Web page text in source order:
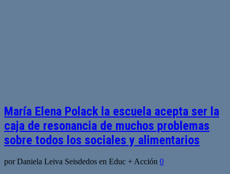
María Elena Polack la escuela acepta ser la
caja de resonancia de muchos problemas
sobre todos los sociales y alimentarios
por Daniela Leiva Seisdedos en Educ + Acción 0